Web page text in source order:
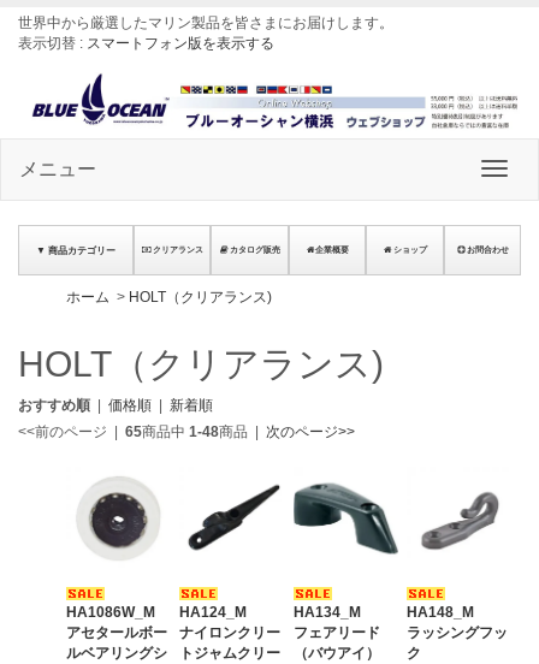
世界中から厳選したマリン製品を皆さまにお届けします。
表示切替 : スマートフォン版を表示する
メニュー
▼ 商品カテゴリー クリアランス カタログ販売 企業概要 ショップ お問合わせ
ホーム > HOLT（クリアランス)
HOLT（クリアランス)
おすすめ順 | 価格順 | 新着順
<<前のページ | 65商品中 1-48商品 | 次のページ>>
HA1086W_M
アセタールボー
ルベアリングシ
HA124_M
ナイロンクリー
トジャムクリー
HA134_M
フェアリード
（バウアイ）
HA148_M
ラッシングフッ
ク